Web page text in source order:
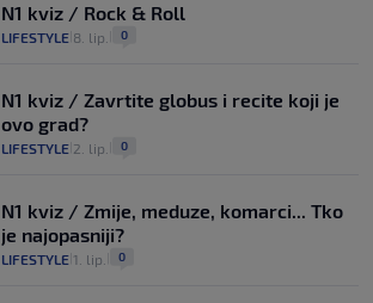
N1 kviz / Rock & Roll
LIFESTYLE 8. lip. 0
N1 kviz / Zavrtite globus i recite koji je
ovo grad?
LIFESTYLE 2. lip. 0
N1 kviz / Zmije, meduze, komarci... Tko
je najopasniji?
LIFESTYLE 1. lip. 0